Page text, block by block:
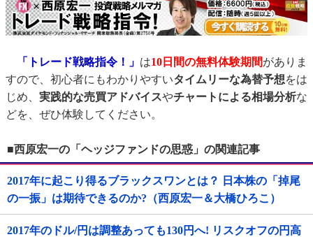
「トレード戦略指令！」 は10日間の無料体験期間がありま
すので、初心者にもわかりやすいタイムリーな為替予想をは
じめ、 実践的な売買アドバイスやチャートによる相場分析な
どを、ぜひ体験してください。
■西原宏一の「ヘッジファンドの思惑」の関連記事
2017年に起こり得るブラックスワンとは？ 日本株の「掉尾
の一振」は期待できるのか?（西原宏一＆大橋ひろこ）
2017年のドル/円は調整あっても130円へ! リスクオフの円高